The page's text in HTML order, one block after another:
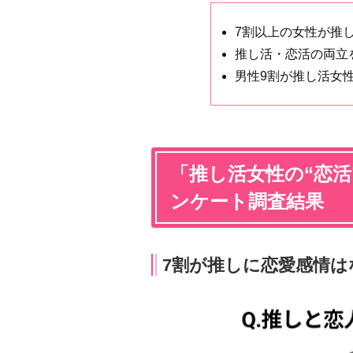
7割以上の女性が推
推し活・恋活の両立
男性9割が推し活女
「推し活女性の“恋
ンケート調査結果
7割が推しに恋愛感情